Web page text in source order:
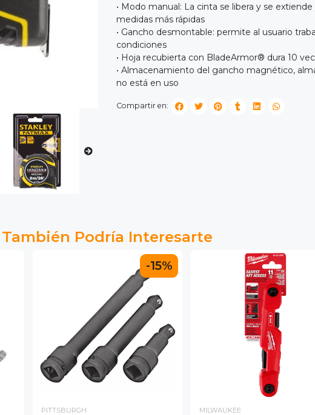
• Modo manual: La cinta se libera y se
medidas más rápidas
• Gancho desmontable: permite al usuario
condiciones
• Hoja recubierta con BladeArmor® dura 10
• Almacenamiento del gancho magnético,
no está en uso
Compartir en:
También Podría Interesarte
-15%
PITTSBURGH MILWAUKEE